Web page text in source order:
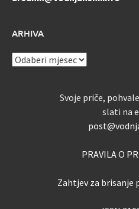
ARHIVA
ARHIVA
Svoje priče,
slati na
PRAVILA O
Zahtjev za brisanje